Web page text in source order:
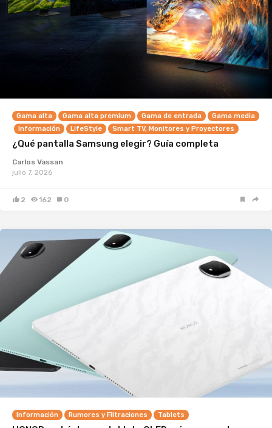
Gama alta Gama alta premium Gama de entrada
Gama media
Información
LifeStyle Smart TV, Monitores y Proyectores
¿Qué pantalla Samsung elegir? Guía completa
Carlos Vassan
julio 7, 2026
2 162 0
Información Rumores y Filtraciones Tablets